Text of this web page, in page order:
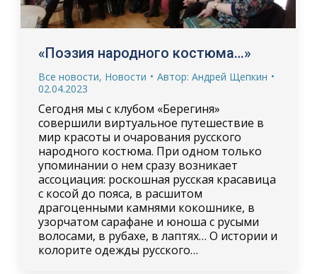
«Поэзия народного костюма…»
Все новости, Новости Автор: Андрей Щепкин
02.04.2023
Сегодня мы с клубом «Берегиня»
совершили виртуальное путешествие в
мир красоты и очарования русского
народного костюма. При одном только
упоминании о нем сразу возникает
ассоциация: роскошная русская красавица
с косой до пояса, в расшитом
драгоценными камнями кокошнике, в
узорчатом сарафане и юноша с русыми
волосами, в рубахе, в лаптях… О истории и
колорите одежды русского…